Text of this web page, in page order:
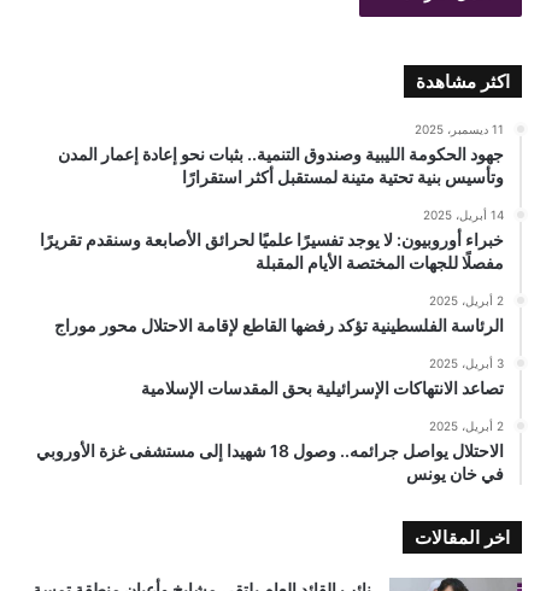
اكثر مشاهدة
11 ديسمبر، 2025
جهود الحكومة الليبية وصندوق التنمية.. بثبات نحو إعادة إعمار المدن
وتأسيس بنية تحتية متينة لمستقبل أكثر استقرارًا
14 أبريل، 2025
خبراء أوروبيون: لا يوجد تفسيرًا علميًا لحرائق الأصابعة وسنقدم تقريرًا
مفصلًا للجهات المختصة الأيام المقبلة
2 أبريل، 2025
الرئاسة الفلسطينية تؤكد رفضها القاطع لإقامة الاحتلال محور موراج
3 أبريل، 2025
تصاعد الانتهاكات الإسرائيلية بحق المقدسات الإسلامية
2 أبريل، 2025
الاحتلال يواصل جرائمه.. وصول 18 شهيدا إلى مستشفى غزة الأوروبي
في خان يونس
اخر المقالات